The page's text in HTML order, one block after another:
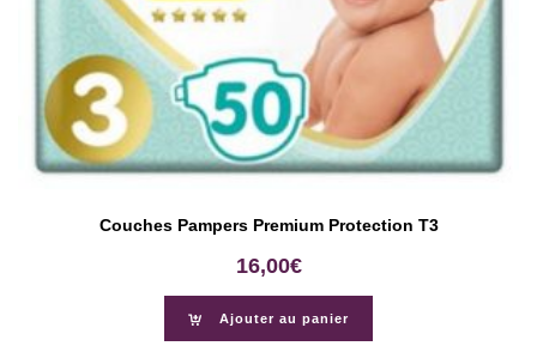
Couches Pampers Premium Protection T3
16,00€
Ajouter au panier